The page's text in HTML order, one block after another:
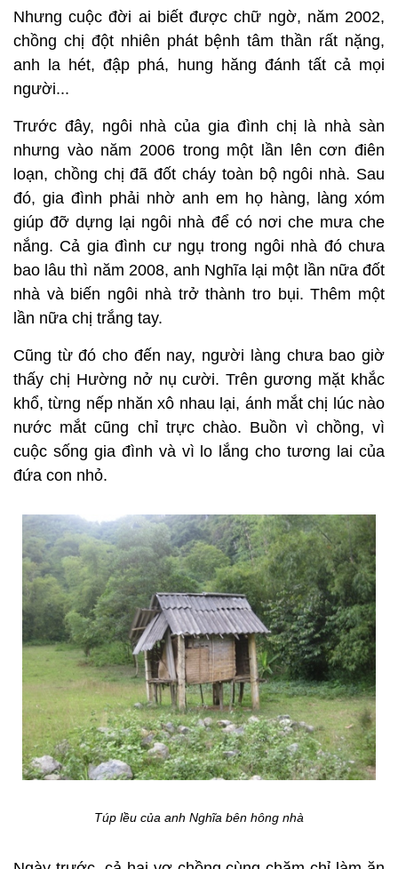
Nhưng cuộc đời ai biết được chữ ngờ, năm 2002,
chồng chị đột nhiên phát bệnh tâm thần rất nặng,
anh la hét, đập phá, hung hăng đánh tất cả mọi
người...
Trước đây, ngôi nhà của gia đình chị là nhà sàn
nhưng vào năm 2006 trong một lần lên cơn điên
loạn, chồng chị đã đốt cháy toàn bộ ngôi nhà. Sau
đó, gia đình phải nhờ anh em họ hàng, làng xóm
giúp đỡ dựng lại ngôi nhà để có nơi che mưa che
nắng. Cả gia đình cư ngụ trong ngôi nhà đó chưa
bao lâu thì năm 2008, anh Nghĩa lại một lần nữa đốt
nhà và biến ngôi nhà trở thành tro bụi. Thêm một
lần nữa chị trắng tay.
Cũng từ đó cho đến nay, người làng chưa bao giờ
thấy chị Hường nở nụ cười. Trên gương mặt khắc
khổ, từng nếp nhăn xô nhau lại, ánh mắt chị lúc nào
nước mắt cũng chỉ trực chào. Buồn vì chồng, vì
cuộc sống gia đình và vì lo lắng cho tương lai của
đứa con nhỏ.
Túp lều của anh Nghĩa bên hông nhà